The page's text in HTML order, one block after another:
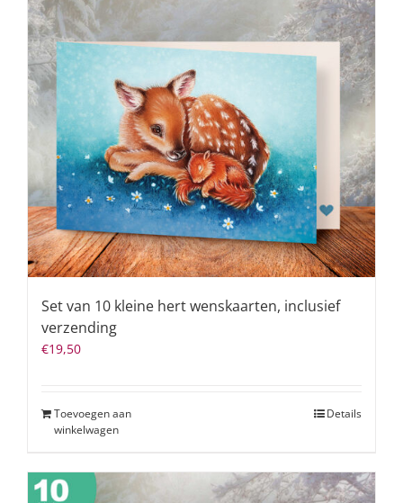
Set van 10 kleine hert wenskaarten, inclusief
verzending
€19,50
Toevoegen aan
winkelwagen
Details